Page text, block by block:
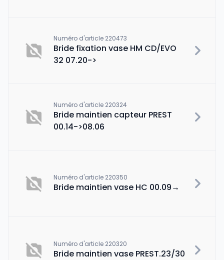
Numéro d'article 220473
Bride fixation vase HM CD/EVO
32 07.20->
Numéro d'article 220324
Bride maintien capteur PREST
00.14->08.06
Numéro d'article 220350
Bride maintien vase HC 00.09→
Numéro d'article 220320
Bride maintien vase PREST.23/30